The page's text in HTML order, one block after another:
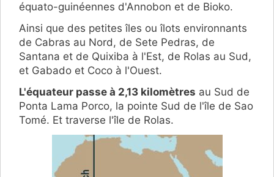
équato-guinéennes d'Annobon et de Bioko.
Ainsi que des petites îles ou îlots environnants
de Cabras au Nord, de Sete Pedras, de
Santana et de Quixiba à l'Est, de Rolas au Sud,
et Gabado et Coco à l'Ouest.
L'équateur passe à 2,13 kilomètres au Sud de
Ponta Lama Porco, la pointe Sud de l'île de Sao
Tomé. Et traverse l'île de Rolas.